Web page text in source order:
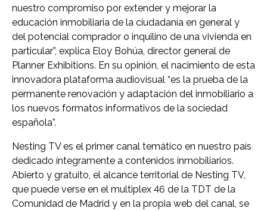
nuestro compromiso por extender y mejorar la
educación inmobiliaria de la ciudadanía en general y
del potencial comprador o inquilino de una vivienda en
particular”, explica Eloy Bohúa, director general de
Planner Exhibitions. En su opinión, el nacimiento de esta
innovadora plataforma audiovisual “es la prueba de la
permanente renovación y adaptación del inmobiliario a
los nuevos formatos informativos de la sociedad
española”.
Nesting TV es el primer canal temático en nuestro país
dedicado íntegramente a contenidos inmobiliarios.
Abierto y gratuito, el alcance territorial de Nesting TV,
que puede verse en el multiplex 46 de la TDT de la
Comunidad de Madrid y en la propia web del canal, se